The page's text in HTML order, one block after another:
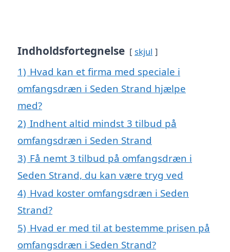
Indholdsfortegnelse skjul
1) Hvad kan et firma med speciale i
omfangsdræn i Seden Strand hjælpe
med?
2) Indhent altid mindst 3 tilbud på
omfangsdræn i Seden Strand
3) Få nemt 3 tilbud på omfangsdræn i
Seden Strand, du kan være tryg ved
4) Hvad koster omfangsdræn i Seden
Strand?
5) Hvad er med til at bestemme prisen på
omfangsdræn i Seden Strand?